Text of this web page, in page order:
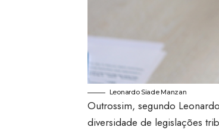
Leonardo Siade Manzan
Outrossim, segundo
diversidade de legislações